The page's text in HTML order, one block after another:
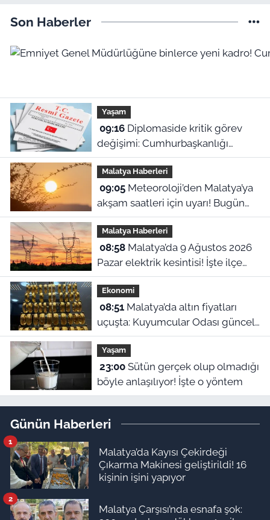
Son Haberler
Yaşam
09:16Diplomaside kritik görev
değişimi: Cumhurbaşkanlığı
kararıyla yeni büyükelçi atamaları
yapıldı!
Malatya Haberleri
09:05Meteoroloji’den Malatya’ya
akşam saatleri için uyarı! Bugün
hava nasıl olacak?
Malatya Haberleri
08:58Malatya’da 9 Ağustos 2026
Pazar elektrik kesintisi! İşte ilçe
ilçe kesinti yaşanacak mahalleler
Ekonomi
08:51Malatya’da altın fiyatları
uçuşta: Kuyumcular Odası güncel
rakamları açıkladı! 9 Ağustos 2026
Yaşam
23:00Sütün gerçek olup olmadığı
böyle anlaşılıyor! İşte o yöntem
Günün Haberleri
Malatya’da Kayısı Çekirdeği
Çıkarma Makinesi geliştirildi! 16
kişinin işini yapıyor
1
Malatya Çarşısı’nda esnafa şok:
2